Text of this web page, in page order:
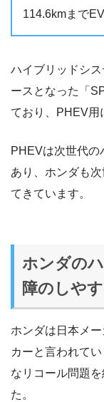
114.6kmまで
ハイブリッドシ
ースとなった「
ており、PHEV用
PHEVは次世代の
あり、ホンダも
てきています。
ホンダの
障のしや
ホンダは日本メ
カーと言われて
なリコール問題
た。